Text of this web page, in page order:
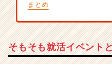
キ
ャ
まとめ
そもそも就活イベント